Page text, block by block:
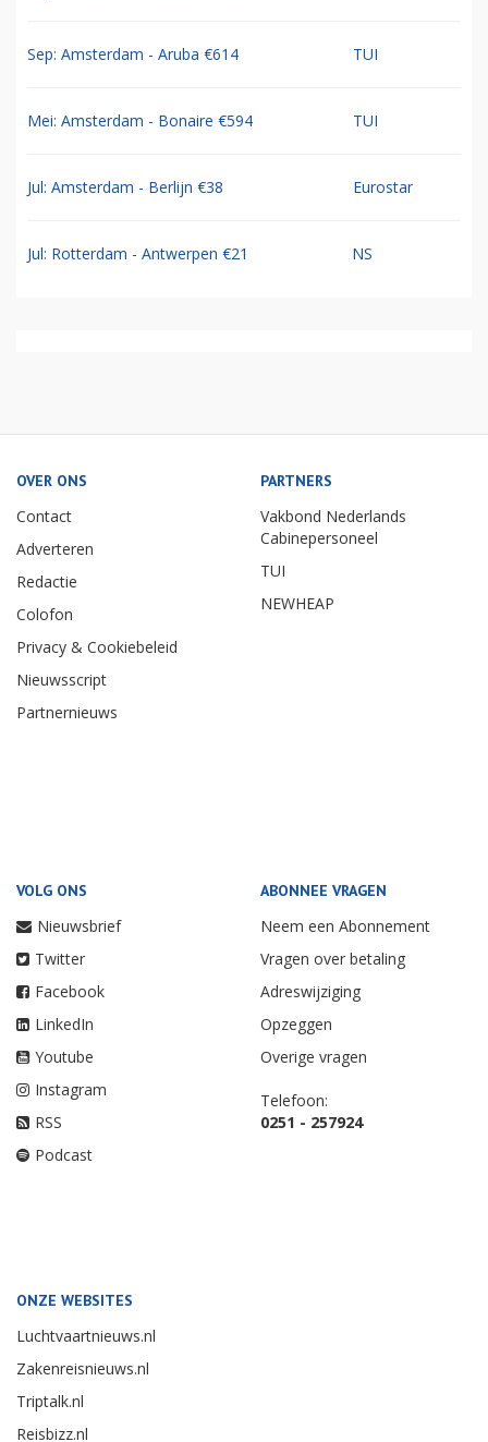
Sep: Amsterdam - Aruba €614 TUI
Mei: Amsterdam - Bonaire €594 TUI
Jul: Amsterdam - Berlijn €38 Eurostar
Jul: Rotterdam - Antwerpen €21 NS
OVER ONS
Contact
Adverteren
Redactie
Colofon
Privacy & Cookiebeleid
Nieuwsscript
Partnernieuws
PARTNERS
Vakbond Nederlands
Cabinepersoneel
TUI
NEWHEAP
VOLG ONS
Nieuwsbrief
Twitter
Facebook
LinkedIn
Youtube
Instagram
RSS
Podcast
ABONNEE VRAGEN
Neem een Abonnement
Vragen over betaling
Adreswijziging
Opzeggen
Overige vragen
Telefoon:
0251 - 257924
ONZE WEBSITES
Luchtvaartnieuws.nl
Zakenreisnieuws.nl
Triptalk.nl
Reisbizz.nl